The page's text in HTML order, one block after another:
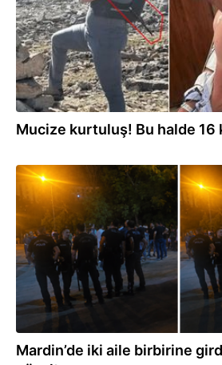
Mucize kurtuluş! Bu halde
29.07.2026
Mardin’de iki aile birbirine